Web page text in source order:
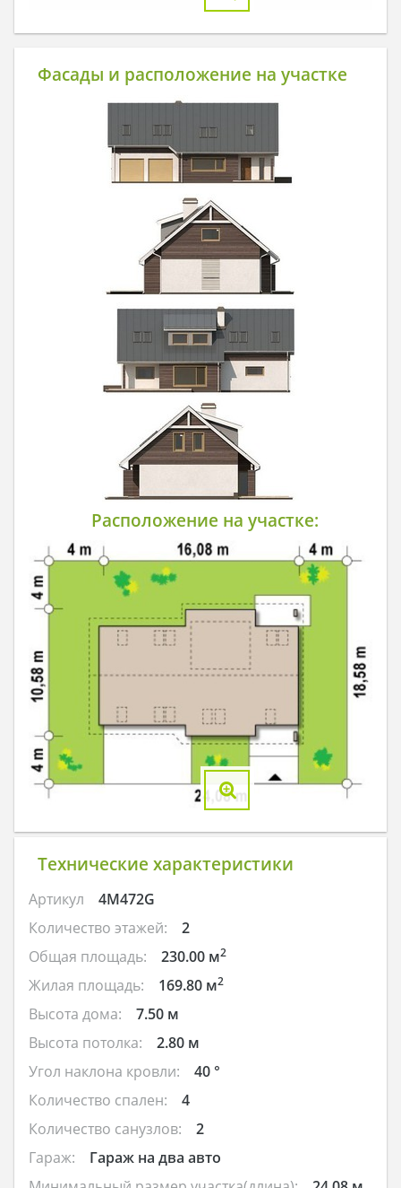
Фасады и расположение на участке
Расположение на участке:
Технические характеристики
Артикул
4M472G
Количество этажей:
2
Общая площадь:
230.00 м2
Жилая площадь: 169.80 м2
Высота дома:
7.50 м
Высота потолка:
2.80 м
Угол наклона кровли:
40 °
Количество спален:
4
Количество санузлов:
2
Гараж:
Гараж на два авто